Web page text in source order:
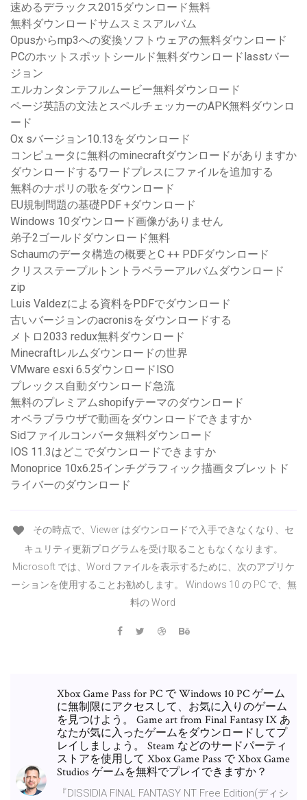
速めるデラックス2015ダウンロード無料
無料ダウンロードサムスミスアルバム
Opusからmp3への変換ソフトウェアの無料ダウンロード
PCのホットスポットシールド無料ダウンロードlasstバー
ジョン
エルカンタンテフルムービー無料ダウンロード
ページ英語の文法とスペルチェッカーのAPK無料ダウンロ
ード
Ox sバージョン10.13をダウンロード
コンピュータに無料のminecraftダウンロードがありますか
ダウンロードするワードプレスにファイルを追加する
無料のナポリの歌をダウンロード
EU規制問題の基礎PDF +ダウンロード
Windows 10ダウンロード画像がありません
弟子2ゴールドダウンロード無料
Schaumのデータ構造の概要とC ++ PDFダウンロード
クリスステープルトントラベラーアルバムダウンロード
zip
Luis Valdezによる資料をPDFでダウンロード
古いバージョンのacronisをダウンロードする
メトロ2033 redux無料ダウンロード
Minecraftレルムダウンロードの世界
VMware esxi 6.5ダウンロードISO
プレックス自動ダウンロード急流
無料のプレミアムshopifyテーマのダウンロード
オペラブラウザで動画をダウンロードできますか
Sidファイルコンバータ無料ダウンロード
IOS 11.3はどこでダウンロードできますか
Monoprice 10x6.25インチグラフィック描画タブレットド
ライバーのダウンロード
その時点で、Viewer はダウンロードで入手できなくなり、セ
キュリティ更新プログラムを受け取ることもなくなります。
Microsoft では、Word ファイルを表示するために、次のアプリケ
ーションを使用することお勧めします。 Windows 10 の PC で、無
料の Word
Xbox Game Pass for PC で Windows 10 PC ゲーム
に無制限にアクセスして、お気に入りのゲーム
を見つけよう。 Game art from Final Fantasy IX あ
なたが気に入ったゲームをダウンロードしてプ
レイしましょう。 Steam などのサードパーティ
ストアを使用して Xbox Game Pass で Xbox Game
Studios ゲームを無料でプレイできますか？
『DISSIDIA FINAL FANTASY NT Free Edition(ディシ